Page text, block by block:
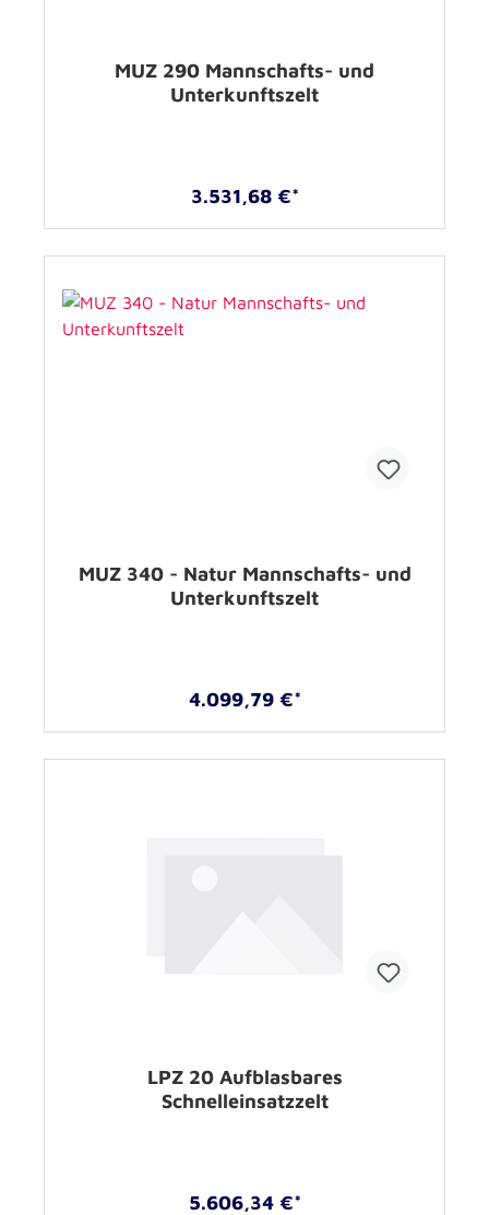
MUZ 290 Mannschafts- und
Unterkunftszelt
3.531,68 €*
MUZ 340 - Natur Mannschafts- und
Unterkunftszelt
4.099,79 €*
LPZ 20 Aufblasbares
Schnelleinsatzzelt
5.606,34 €*